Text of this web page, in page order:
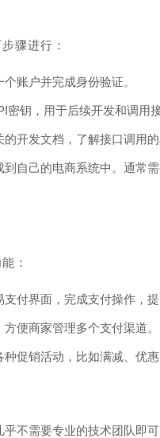
骤进行：
账户并完成身份验证。
密钥，用于后续开发和调用接
开发文档，了解接口调用的
到自己的电商系统中。通常
：
付界面，完成支付操作，提
便商家管理多个支付渠道。
促销活动，比如满减、优惠
不需要专业的技术团队即可